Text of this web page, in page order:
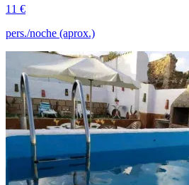
11 €
pers./noche (aprox.)